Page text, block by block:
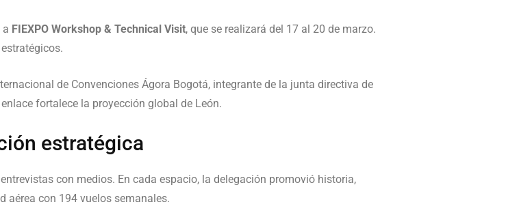
a FIEXPO Workshop & Technical Visit, que se realizará del 17 al 20 de marzo.
de Convenciones Ágora Bogotá, integrante de la junta directiva de
enlace fortalece la proyección global de León.
estratégica
con medios. En cada espacio, la delegación promovió historia,
aérea con 194 vuelos semanales.